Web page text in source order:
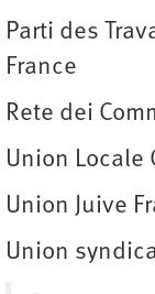
Parti des
France
Rete dei
Union Locale
Union Juive
Union